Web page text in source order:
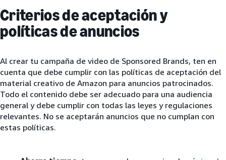
Criterios de aceptación y
políticas de anuncios
Al crear tu campaña de video de Sponsored Brands, ten en
cuenta que debe cumplir con las políticas de aceptación del
material creativo de Amazon para anuncios patrocinados.
Todo el contenido debe ser adecuado para una audiencia
general y debe cumplir con todas las leyes y regulaciones
relevantes. No se aceptarán anuncios que no cumplan con
estas políticas.